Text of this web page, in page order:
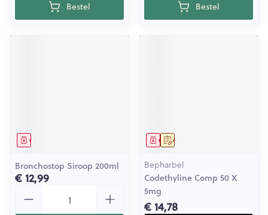
Bestel Bestel
Geneesmiddel
Bronchostop Siroop 200ml
€ 12,99
Op voorschrift
Geneesmiddel
Bepharbel
Codethyline Comp 50 X
5mg
€ 14,78